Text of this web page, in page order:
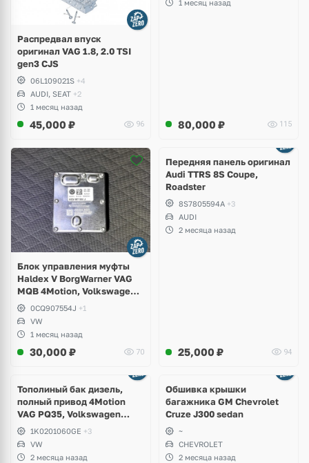
Распредвал впуск
оригинал VAG 1.8, 2.0 TSI
gen3 CJS
06L109021S +4
AUDI, SEAT +2
1 месяц назад
45,000 ₽ 96
1 месяц назад
80,000 ₽ 115
Блок управления муфты
Haldex V BorgWarner VAG
MQB 4Motion, Volkswagen
Tiguan
0CQ907554J +1
VW
1 месяц назад
30,000 ₽ 70
2 фото
Передняя панель оригинал
Audi TTRS 8S Coupe,
Roadster
8S7805594A +3
AUDI
2 месяца назад
25,000 ₽ 94
Тополиный бак дизель,
полный привод 4Motion
VAG PQ35, Volkswagen
Scirocco, Golf V, VI, Skoda
Yeti, Octavia A5, Superb,
Audi A3, Seat Altea
1K0201060GE +3
VW
2 месяца назад
Обшивка крышки
багажника GM Chevrolet
Cruze J300 sedan
~
CHEVROLET
2 месяца назад